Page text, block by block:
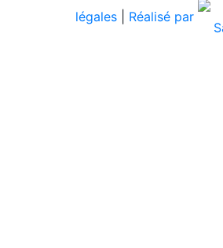
légales
Réalisé par